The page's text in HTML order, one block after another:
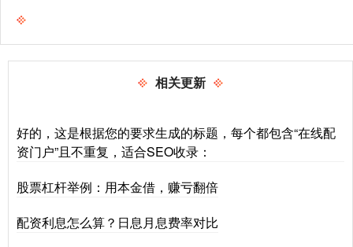
相关更新
好的，这是根据您的要求生成的标题，每个都包含“在线配
资门户”且不重复，适合SEO收录：
股票杠杆举例：用本金借，赚亏翻倍
配资利息怎么算？日息月息费率对比